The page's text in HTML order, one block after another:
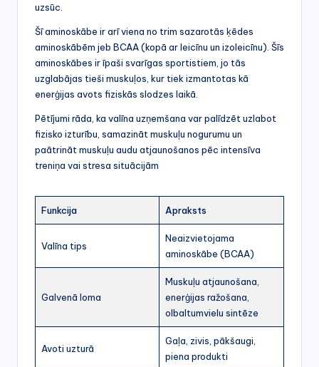
uzsūc.
Šī aminoskābe ir arī viena no trim sazarotās ķēdes
aminoskābēm jeb BCAA (kopā ar leicīnu un izoleicīnu). Šīs
aminoskābes ir īpaši svarīgas sportistiem, jo tās
uzglabājas tieši muskuļos, kur tiek izmantotas kā
enerģijas avots fiziskās slodzes laikā.
Pētījumi rāda, ka valīna uzņemšana var palīdzēt uzlabot
fizisko izturību, samazināt muskuļu nogurumu un
paātrināt muskuļu audu atjaunošanos pēc intensīva
treniņa vai stresa situācijām
Funkcija Apraksts
Valīna tips
Neaizvietojama
aminoskābe (BCAA)
Galvenā loma
Muskuļu atjaunošana,
enerģijas ražošana,
olbaltumvielu sintēze
Avoti uzturā
Gaļa, zivis, pākšaugi,
piena produkti